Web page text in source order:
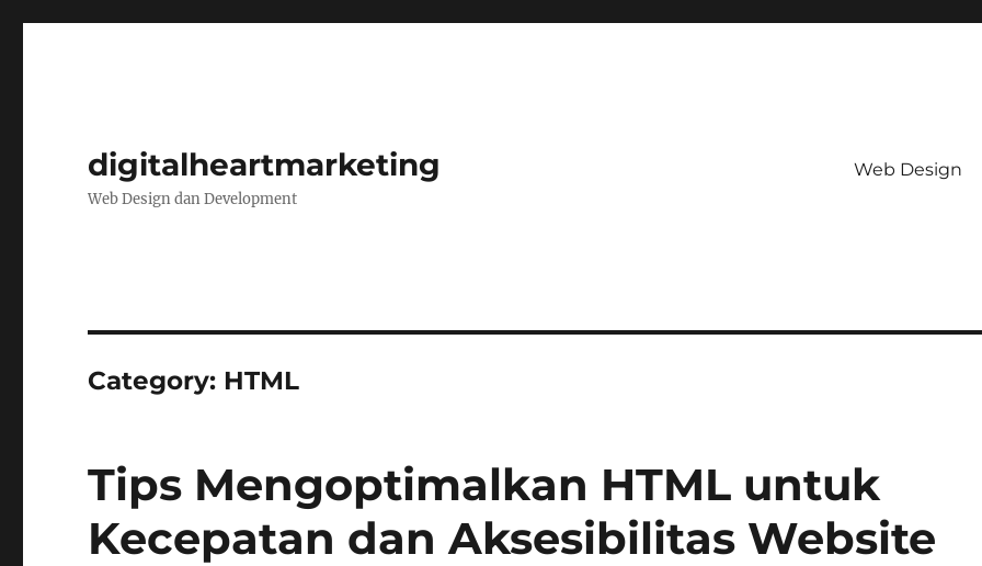
digitalheartmarketing
Web Design dan Development
Web Design
Category: HTML
Tips Mengoptimalkan HTML untuk
Kecepatan dan Aksesibilitas Website